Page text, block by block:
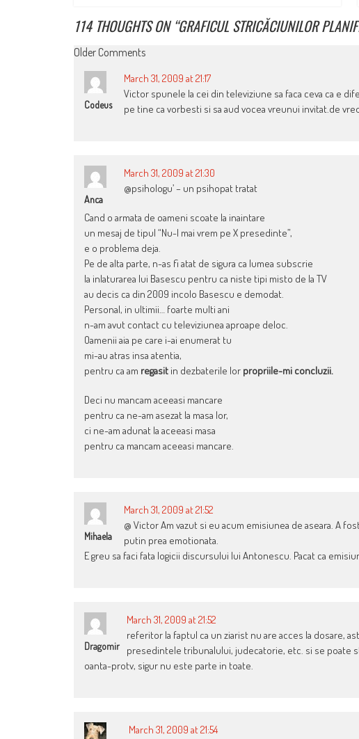
114 THOUGHTS ON “GRAFICUL STRICĂCIUNILOR
COMMENT
NAVIGATION
Older Comments
Codeus
March 31, 2009 at 21:17
Victor spunele la cei din televiziune sa faca ceva ca e
pe tine ca vorbesti si sa aud vocea vreunui invitat.de
Anca
March 31, 2009 at 21:30
@psihologu’ – un psihopat tratat
Cand o armata de oameni scoate la inaintare
un mesaj de tipul “Nu-l mai vrem pe X presedinte”,
e o problema deja.
Pe de alta parte, n-as fi atat de sigura ca lumea subscrie
la inlaturarea lui Basescu pentru ca niste tipi misto de la TV
au decis ca din 2009 incolo Basescu e demodat.
Personal, in ultimii… foarte multi ani
n-am avut contact cu televiziunea aproape deloc.
Oamenii aia pe care i-ai enumerat tu
mi-au atras insa atentia,
pentru ca am regasit in dezbaterile lor propriile-mi concluzii.
Deci nu mancam aceeasi mancare
pentru ca ne-am asezat la masa lor,
ci ne-am adunat la aceeasi masa
pentru ca mancam aceeasi mancare.
Mihaela
March 31, 2009 at 21:52
@ Victor Am vazut si eu acum emisiunea de aseara. A
putin prea emotionata.
E greu sa faci fata logicii discursului lui Antonescu. Pacat ca
Dragomir
March 31, 2009 at 21:52
referitor la faptul ca un ziarist nu are acces la dosare,
presedintele tribunalului, judecatorie, etc. si se poate
oanta-protv, sigur nu este parte in toate.
March 31, 2009 at 21:54